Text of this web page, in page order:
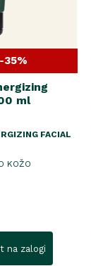
35%
ml
FACIAL
KOŽO
na zalogi